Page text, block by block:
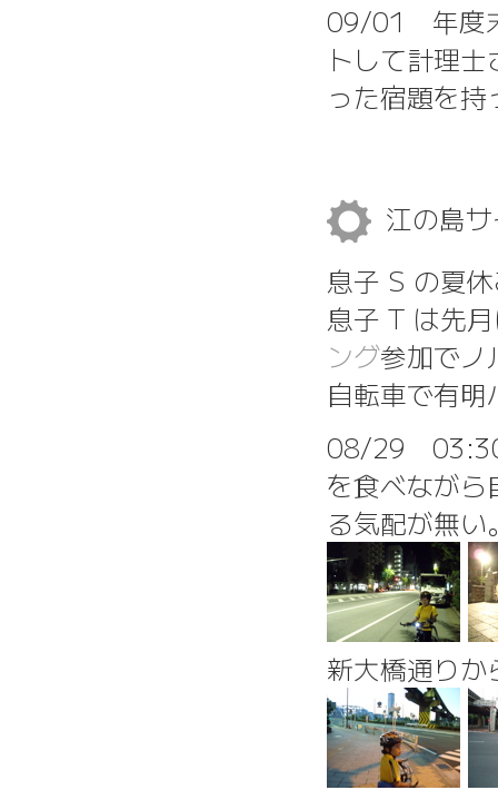
09/01 年度
トして計理
った宿題を
江の島
息子 S の夏
息子 T は先
ング参加でノ
自転車で有
08/29 03:30
を食べなが
る気配が無
新大橋通り